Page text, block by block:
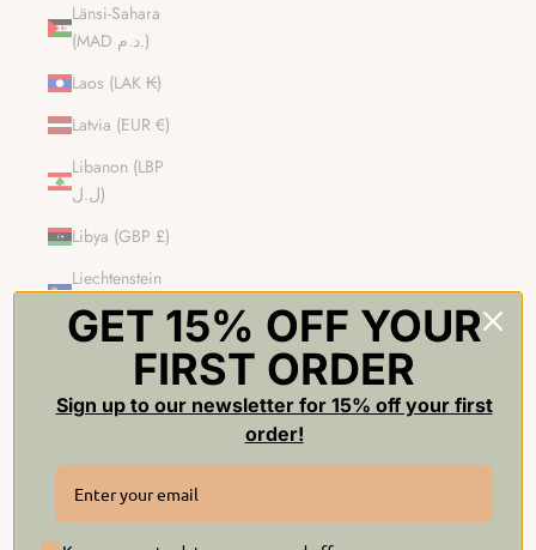
Länsi-Sahara
(MAD د.م.)
Laos (LAK ₭)
Latvia (EUR €)
Libanon (LBP
ل.ل)
Libya (GBP £)
Liechtenstein
(CHF CHF)
Liettua (EUR €)
Luxemburg
(EUR €)
Macao – Kiinan
erityishallintoalue
GET 15% OFF YOUR
FIRST ORDER
Sign up to our newsletter for 15% off your first
order!